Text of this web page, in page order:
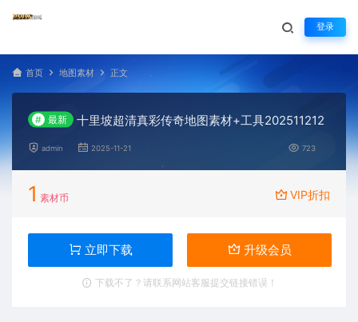
登录
首页 地图素材 正文
# 最新 十里坡超清真彩传奇地图素材+工具202511212
admin 2025-11-21 723
1 素材币 VIP折扣
立即下载 升级会员
下载不了？请联系网站客服提交链接错误！